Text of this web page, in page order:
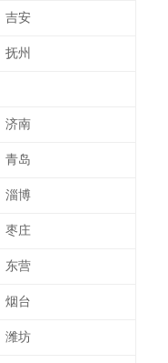
吉安
抚州
济南
青岛
淄博
枣庄
东营
烟台
潍坊